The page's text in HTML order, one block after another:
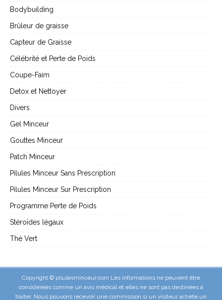
Bodybuilding
Brûleur de graisse
Capteur de Graisse
Célébrité et Perte de Poids
Coupe-Faim
Detox et Nettoyer
Divers
Gel Minceur
Gouttes Minceur
Patch Minceur
Pilules Minceur Sans Prescription
Pilules Minceur Sur Prescription
Programme Perte de Poids
Stéroïdes légaux
Thé Vert
Copyright © pilulesminceur.com Les informations ne peuvent être
considérées comme un avis médical et elles ne sont pas destinées à
traiter. Nous pouvons recevoir une commission si un visiteur achète un